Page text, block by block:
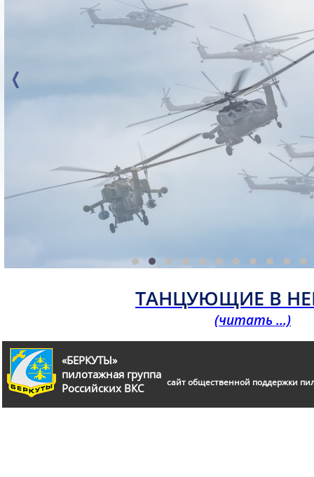
ТАНЦУЮЩИЕ В
(читать ...)
«БЕРКУТЫ»
пилотажная группа
Российских ВКС
сайт общественной поддержки